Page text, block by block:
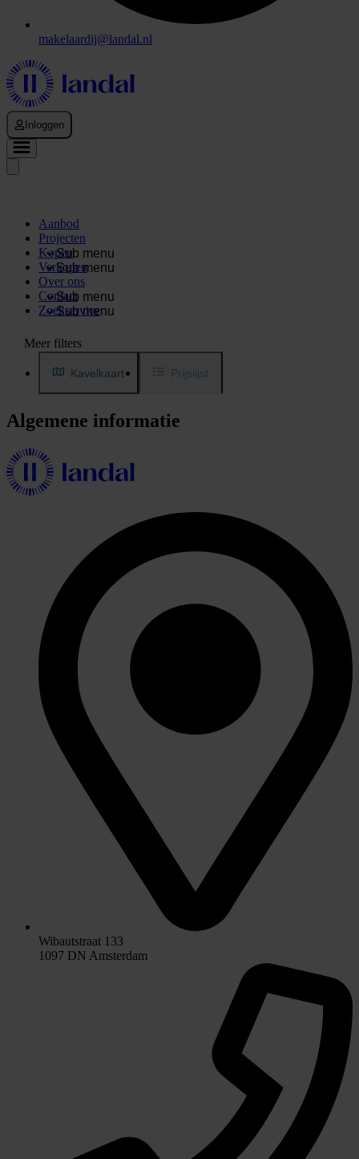
makelaardij@landal.nl
Inloggen
Aanbod
Projecten
Sub menu
Kopen
Sub menu
Verkopen
Over ons
Sub menu
Contact
Sub menu
Zoekservice
Meer filters
Kavelkaart Prijslijst
Algemene informatie
Wibautstraat 133
1097 DN Amsterdam